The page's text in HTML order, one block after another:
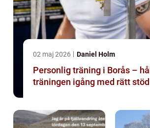
02 maj 2026 Daniel Holm
Personlig träning i Borås – håll
träningen igång med rätt stöd